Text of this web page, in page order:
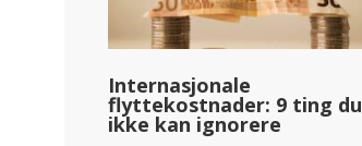
Internasjonale
flyttekostnader: 9 ting du
ikke kan ignorere